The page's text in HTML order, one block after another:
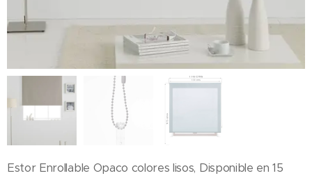
Estor Enrollable Opaco colores lisos, Disponible en 15